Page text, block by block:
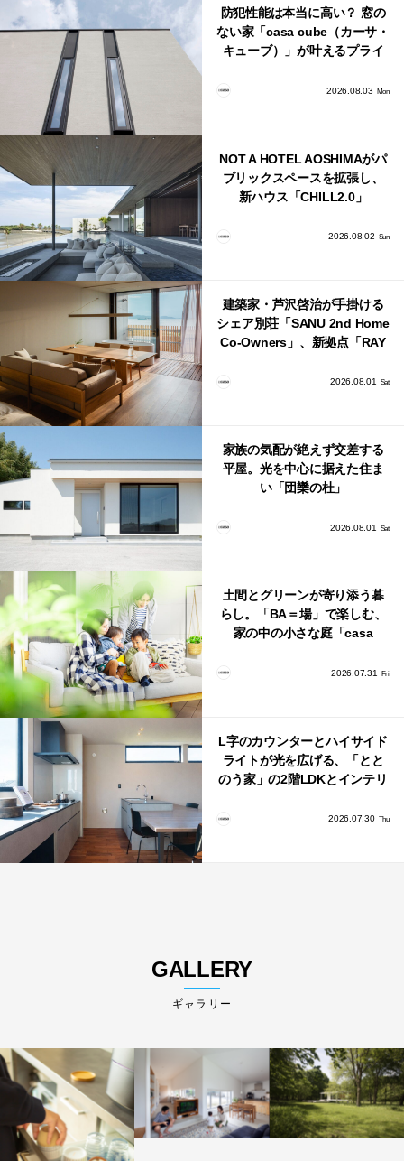
防犯性能は本当に高い？ 窓の
ない家「casa cube（カーサ・
キューブ）」が叶えるプライ
2026.08.03 Mon
NOT A HOTEL AOSHIMAがパ
ブリックスペースを拡張し、
新ハウス「CHILL2.0」
2026.08.02 Sun
建築家・芦沢啓治が手掛ける
シェア別荘「SANU 2nd Home
Co-Owners」、新拠点「RAY
2026.08.01 Sat
家族の気配が絶えず交差する
平屋。光を中心に据えた住ま
い「団欒の杜」
2026.08.01 Sat
土間とグリーンが寄り添う暮
らし。「BA＝場」で楽しむ、
家の中の小さな庭「casa
2026.07.31 Fri
L字のカウンターとハイサイド
ライトが光を広げる、「とと
のう家」の2階LDKとインテリ
2026.07.30 Thu
GALLERY
ギャラリー